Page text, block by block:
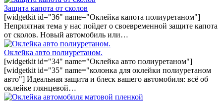
Защита капота от сколов
[widgetkit id="36" name="Оклейка капота полиуретаном"]
Неприятная тема у нас пойдет о своевременной защите капота
от сколов. Новый автомобиль или…
Оклейка авто полиуретаном.
[widgetkit id="34" name="Оклейка авто полиуретаном"]
[widgetkit id="35" name="колонка для оклейки полиуретаном
авто"] Идеальная защита и блеск вашего автомобиля: всё об
оклейке глянцевой…